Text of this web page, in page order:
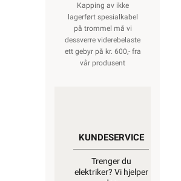
Kapping av ikke
lagerført spesialkabel
på trommel må vi
dessverre viderebelaste
ett gebyr på kr. 600,- fra
vår produsent
KUNDESERVICE
Trenger du
elektriker? Vi hjelper